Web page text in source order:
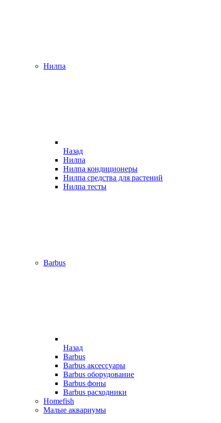
Нилпа
Назад
Нилпа
Нилпа кондиционеры
Нилпа средства для растений
Нилпа тесты
Barbus
Назад
Barbus
Barbus аксессуары
Barbus оборудование
Barbus фоны
Barbus расходники
Homefish
Малые аквариумы